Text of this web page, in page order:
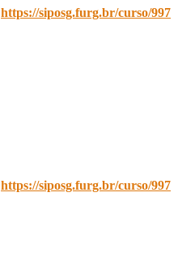
https://siposg.furg.br/curso/997
https://siposg.furg.br/curso/997